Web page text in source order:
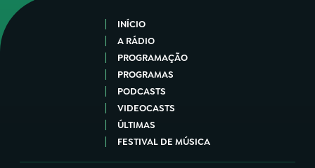
INÍCIO
A RÁDIO
PROGRAMAÇÃO
PROGRAMAS
PODCASTS
VIDEOCASTS
ÚLTIMAS
FESTIVAL DE MÚSICA